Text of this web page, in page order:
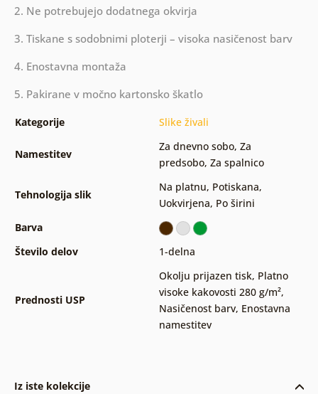
2. Ne potrebujejo dodatnega okvirja
3. Tiskane s sodobnimi ploterji – visoka nasičenost barv
4. Enostavna montaža
5. Pakirane v močno kartonsko škatlo
Kategorije Slike živali
Namestitev
Za dnevno sobo, Za
predsobo, Za spalnico
Tehnologija slik
Na platnu, Potiskana,
Uokvirjena, Po širini
Barva
Število delov
1-delna
Prednosti USP
Okolju prijazen tisk, Platno
visoke kakovosti 280 g/m²,
Nasičenost barv, Enostavna
namestitev
Iz iste kolekcije